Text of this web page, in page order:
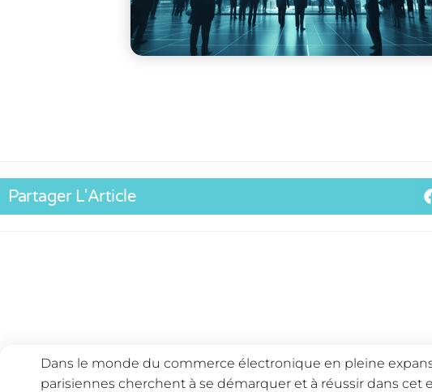
Partager L'Article
Dans le monde du commerce électronique en pleine
parisiennes cherchent à se démarquer et à réussir dans cet